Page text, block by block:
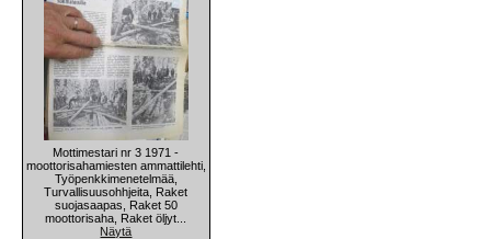
Mottimestari nr 3 1971 -
moottorisahamiesten ammattilehti,
Työpenkkimenetelmää,
Turvallisuusohhjeita, Raket
suojasaapas, Raket 50
moottorisaha, Raket öljyt...
Näytä